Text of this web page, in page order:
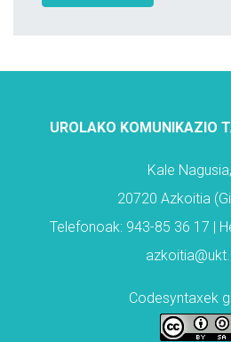
UROLAKO KOMUNIKAZIO
Kale
20720 Azkoitia
Telefonoak: 943-85 36 17 |
Codesyntaxek